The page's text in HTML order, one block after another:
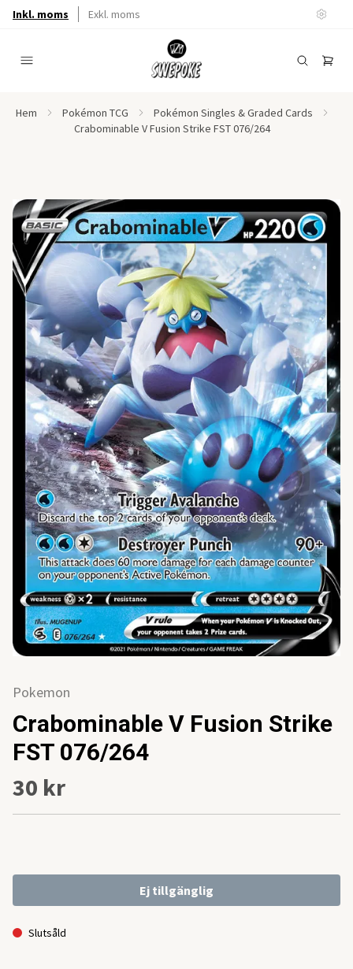
Inkl. moms Exkl. moms
Hem Pokémon TCG
Pokémon Singles & Graded Cards
Crabominable V Fusion Strike FST 076/264
Pokemon
Crabominable V Fusion Strike
FST 076/264
30 kr
Ej tillgänglig
Slutsåld